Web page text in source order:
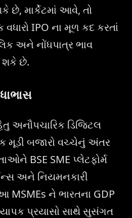
છે, માર્કેટમાં આવે, તો
વધારો IPO ના મૂળ કદ કરતાં
અને નોંધપાત્ર ભાવ
શકે છે.
અનૌપચારિક ડિજિટલ
મૂડી બજારો વચ્ચેનું અંતર
BSE SME પ્લેટફોર્મ
અને નિયમનકારી
MSMEs ને ભારતના GDP
પ્રયાસો સાથે સુસંગત